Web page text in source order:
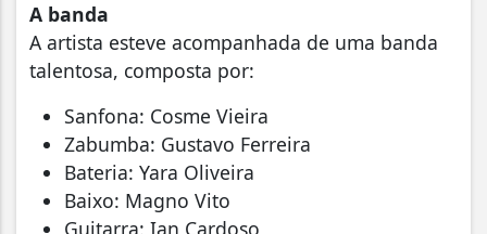
A banda
A artista esteve acompanhada de uma banda
talentosa, composta por:
Sanfona: Cosme Vieira
Zabumba: Gustavo Ferreira
Bateria: Yara Oliveira
Baixo: Magno Vito